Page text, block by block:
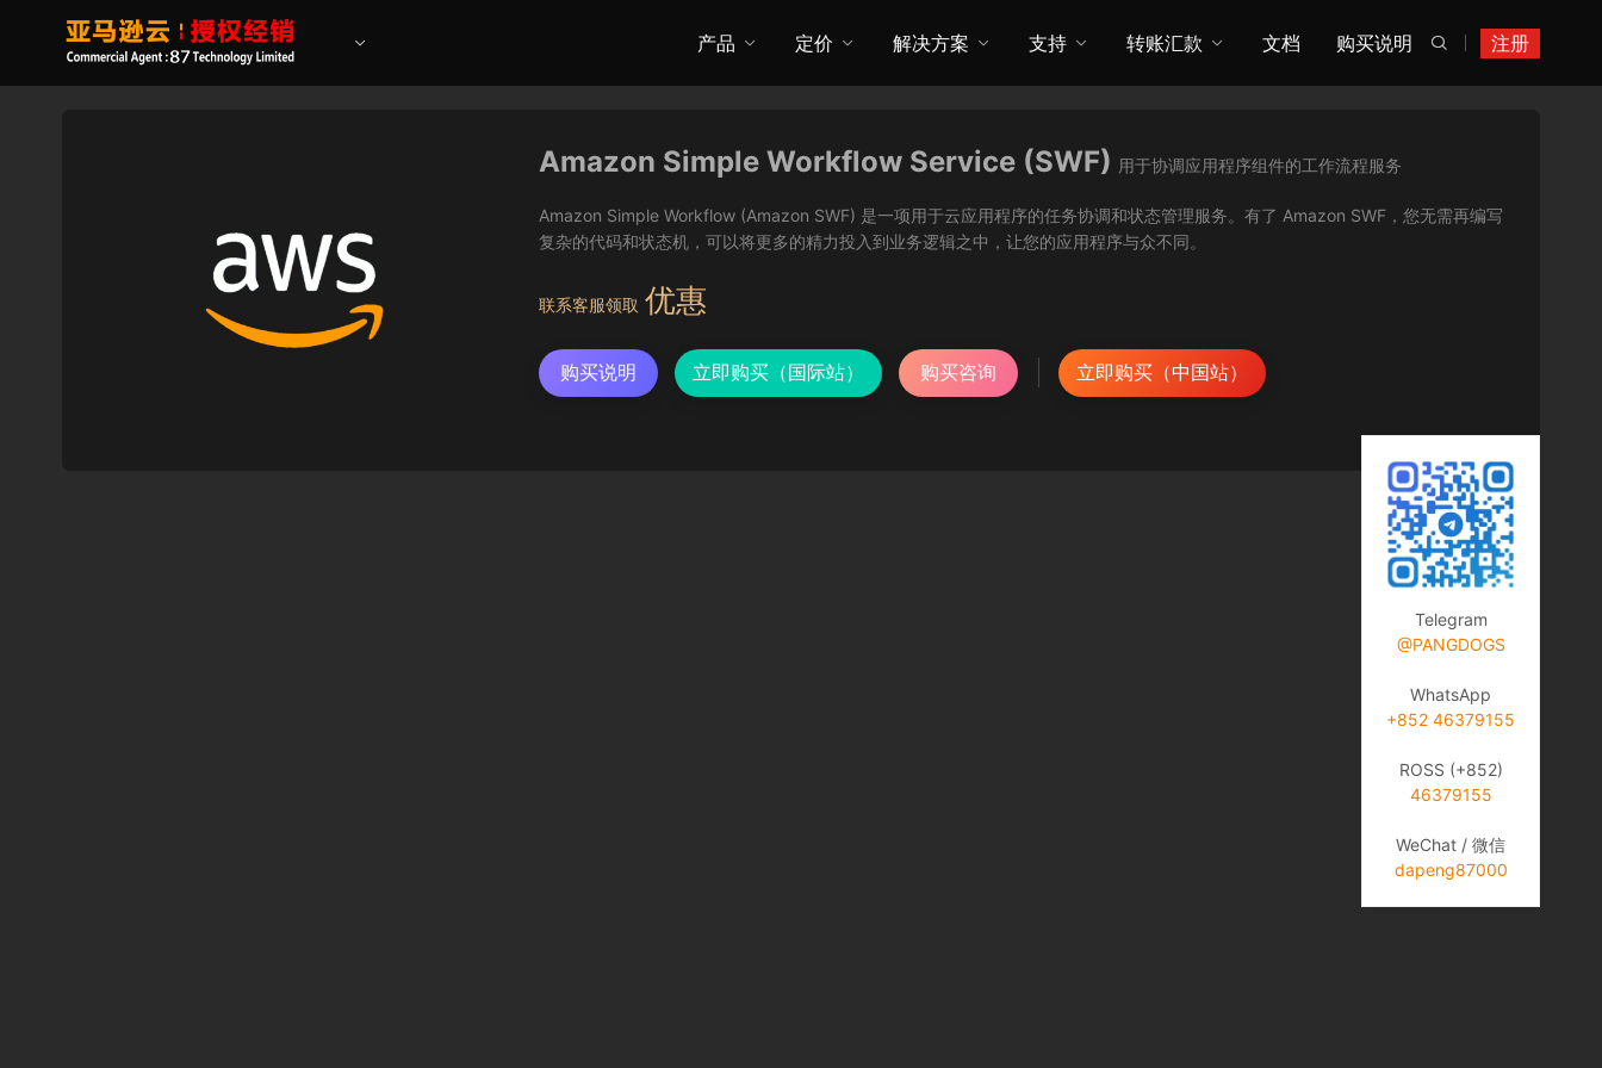
注册

产品 定价 解决方案 支持 转账汇款 文档 购买说明
Amazon Simple Workflow Service (SWF) 用于协调应用程序组件的工作流程服务
Amazon Simple Workflow (Amazon SWF) 是一项用于云应用程序的任务协调和状态管理服务。有了 Amazon SWF，您无需再编写
复杂的代码和状态机，可以将更多的精力投入到业务逻辑之中，让您的应用程序与众不同。
联系客服领取 优惠
购买说明 立即购买（国际站） 购买咨询 立即购买（中国站）
Telegram
@PANGDOGS
WhatsApp
+852 46379155
ROSS (+852)
46379155
WeChat / 微信
dapeng87000